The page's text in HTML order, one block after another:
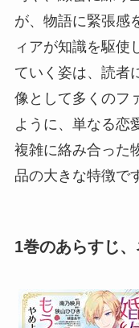
が、物語に緊張感
ィアが知識を駆使
ていく姿は、読者
像として多くのフ
ように、単なる恋
複雑に絡み合った
品の大きな特徴で
1巻のあらすじ